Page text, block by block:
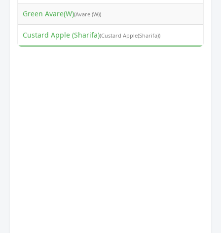
Green Avare(W)(Avare (W))
Custard Apple (Sharifa)(Custard Apple(Sharifa))